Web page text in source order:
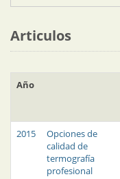
Articulos
Año
2015
Opciones de
calidad de
termografía
profesional